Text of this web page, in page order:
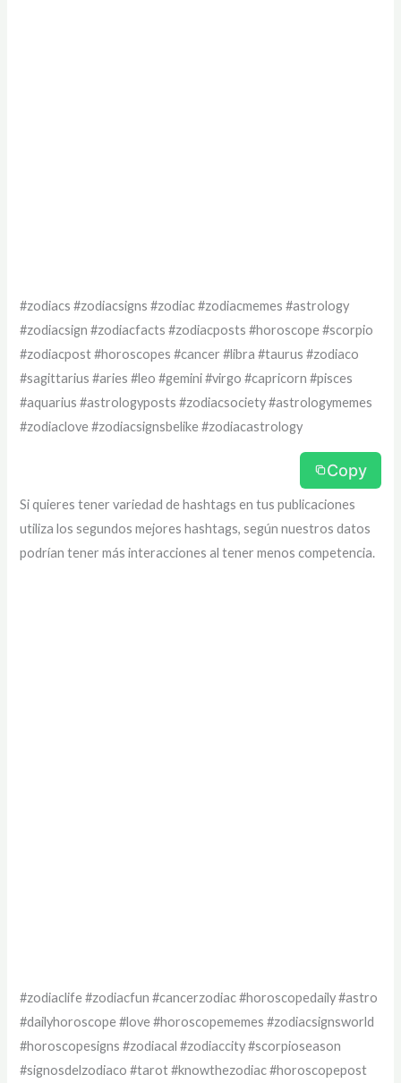
#zodiacs #zodiacsigns #zodiac #zodiacmemes #astrology
#zodiacsign #zodiacfacts #zodiacposts #horoscope #scorpio
#zodiacpost #horoscopes #cancer #libra #taurus #zodiaco
#sagittarius #aries #leo #gemini #virgo #capricorn #pisces
#aquarius #astrologyposts #zodiacsociety #astrologymemes
#zodiaclove #zodiacsignsbelike #zodiacastrology
Copy
Si quieres tener variedad de hashtags en tus publicaciones
utiliza los segundos mejores hashtags, según nuestros datos
podrían tener más interacciones al tener menos competencia.
#zodiaclife #zodiacfun #cancerzodiac #horoscopedaily #astro
#dailyhoroscope #love #horoscopememes #zodiacsignsworld
#horoscopesigns #zodiacal #zodiaccity #scorpioseason
#signosdelzodiaco #tarot #knowthezodiac #horoscopepost